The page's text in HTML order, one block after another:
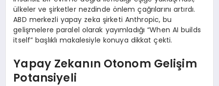
ülkeler ve şirketler nezdinde önlem çağrılarını artırdı.
ABD merkezli yapay zeka şirketi Anthropic, bu
gelişmelere paralel olarak yayımladığı “When AI builds
itself” başlıklı makalesiyle konuya dikkat çekti.
Yapay Zekanın Otonom Gelişim
Potansiyeli